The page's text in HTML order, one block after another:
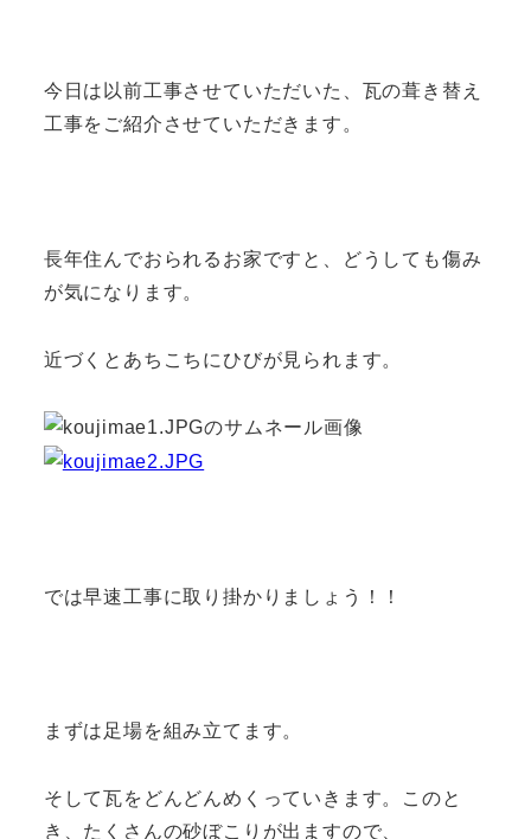
今日は以前工事させていただいた、瓦の葺き替え
工事をご紹介させていただきます。
長年住んでおられるお家ですと、どうしても傷み
が気になります。
近づくとあちこちにひびが見られます。
では早速工事に取り掛かりましょう！！
まずは足場を組み立てます。
そして瓦をどんどんめくっていきます。このと
き、たくさんの砂ぼこりが出ますので、